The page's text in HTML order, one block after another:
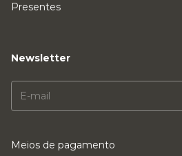
Presentes
Newsletter
Meios de pagamento